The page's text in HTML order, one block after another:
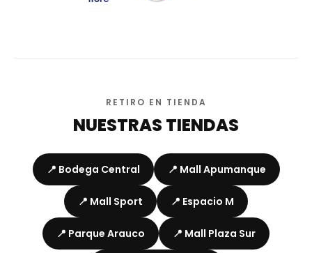
RETIRO EN TIENDA
NUESTRAS TIENDAS
📍 Bodega Central 📍 Mall Apumanque
📍 Mall Sport 📍 Espacio M
📍 Parque Arauco 📍 Mall Plaza Sur